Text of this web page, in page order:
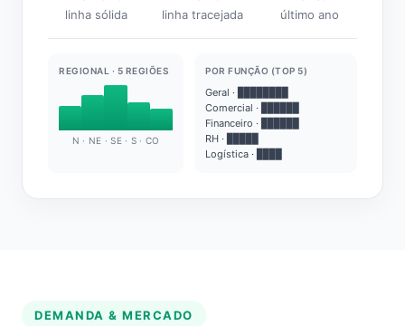
linha sólida linha tracejada último ano
REGIONAL · 5 REGIÕES
N · NE · SE · S · CO
POR FUNÇÃO (TOP 5)
Geral · ████████
Comercial · ██████
Financeiro · ██████
RH · █████
Logística · ████
DEMANDA & MERCADO